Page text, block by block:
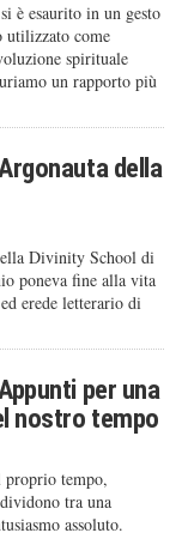
è esaurito in un gesto
utilizzato come
spirituale
un rapporto più
della
Divinity School di
poneva fine alla vita
erede letterario di
per una
nostro tempo
proprio tempo,
tra una
assoluto.